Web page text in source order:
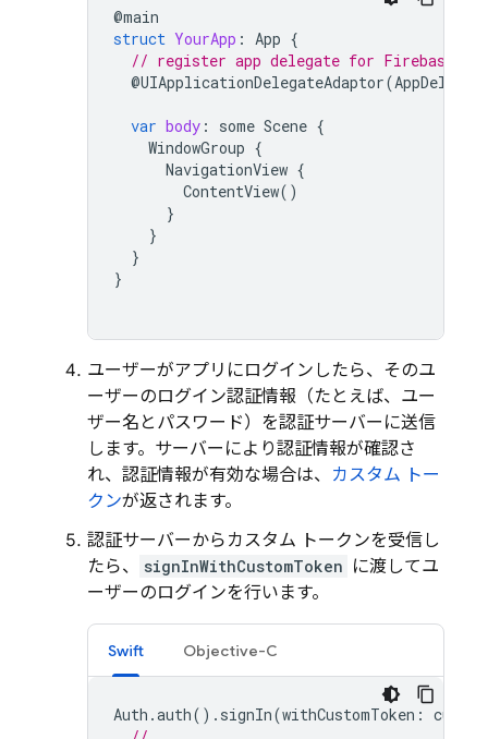
@main
struct YourApp : App {
// register app delegate for Firebase
@UIApplicationDelegateAdaptor(
var body : some Scene {
WindowGroup {
NavigationView {
ContentView()
}
}
}
}
ユーザーがアプリにログインしたら、そのユ
ーザーのログイン認証情報（たとえば、ユー
ザー名とパスワード）を認証サーバーに送信
します。サーバーにより認証情報が確認さ
れ、認証情報が有効な場合は、 カスタム トー
クンが返されます。
認証サーバーからカスタム トークンを受信し
たら、
signInWithCustomToken に渡してユ
ーザーのログインを行います。
Swift Objective-C
Auth .auth(). signIn(withCustomToken :